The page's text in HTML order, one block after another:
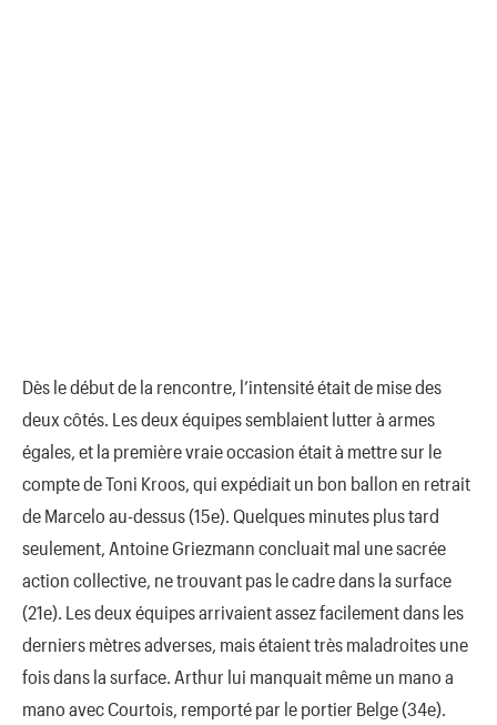
Dès le début de la rencontre, l’intensité était de mise des
deux côtés. Les deux équipes semblaient lutter à armes
égales, et la première vraie occasion était à mettre sur le
compte de Toni Kroos, qui expédiait un bon ballon en retrait
de Marcelo au-dessus (15e). Quelques minutes plus tard
seulement, Antoine Griezmann concluait mal une sacrée
action collective, ne trouvant pas le cadre dans la surface
(21e). Les deux équipes arrivaient assez facilement dans les
derniers mètres adverses, mais étaient très maladroites une
fois dans la surface. Arthur lui manquait même un mano a
mano avec Courtois, remporté par le portier Belge (34e).